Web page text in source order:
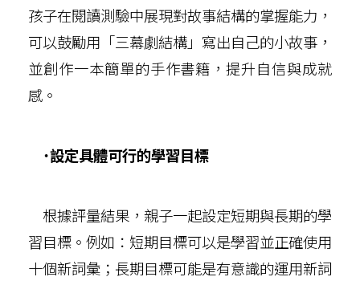
孩子在閱讀測驗中展現對故事結構的掌握能力，
可以鼓勵用「三幕劇結構」寫出自己的小故事，
並創作一本簡單的手作書籍，提升自信與成就
感。
˙設定具體可行的學習目標
根據評量結果，親子一起設定短期與長期的學
習目標。例如：短期目標可以是學習並正確使用
十個新詞彙；長期目標可能是有意識的運用新詞